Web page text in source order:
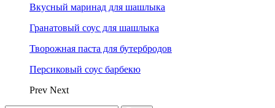
Вкусный маринад для шашлыка
Гранатовый соус для шашлыка
Творожная паста для бутербродов
Персиковый соус барбекю
Prev Next